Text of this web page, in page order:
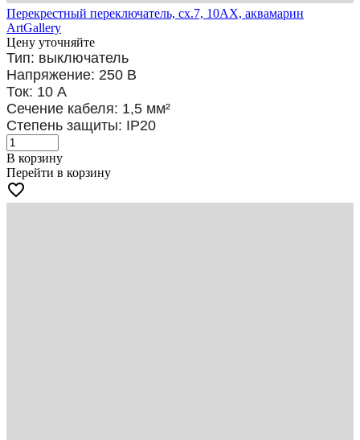
Перекрестный переключатель, сх.7, 10АХ, аквамарин
ArtGallery
Цену уточняйте
Тип: выключатель
Напряжение: 250 В
Ток: 10 А
Сечение кабеля: 1,5 мм²
Степень защиты: IP20
В корзину
Перейти в корзину
favorite_border